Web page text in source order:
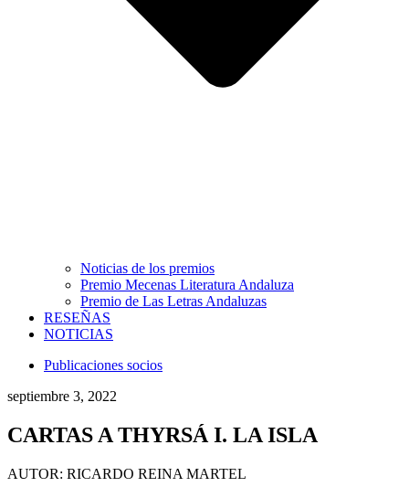
Noticias de los premios
Premio Mecenas Literatura Andaluza
Premio de Las Letras Andaluzas
RESEÑAS
NOTICIAS
Publicaciones socios
septiembre 3, 2022
CARTAS A THYRSÁ I. LA ISLA
AUTOR: RICARDO REINA MARTEL